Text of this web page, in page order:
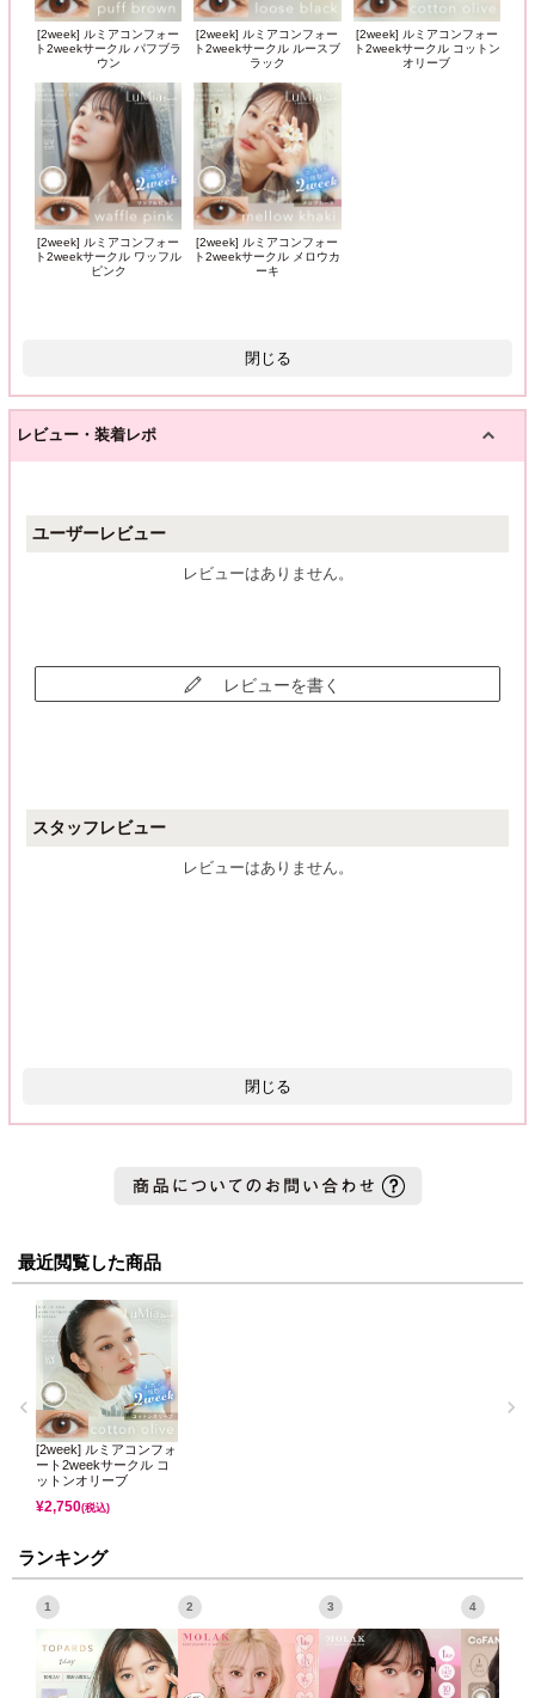
[2week] ルミアコンフォー
ト2weekサークル パフブラ
ウン
[2week] ルミアコンフォー
ト2weekサークル ルースブ
ラック
[2week] ルミアコンフォー
ト2weekサークル コットン
オリーブ
[2week] ルミアコンフォー
ト2weekサークル ワッフル
ピンク
[2week] ルミアコンフォー
ト2weekサークル メロウカ
ーキ
閉じる
レビュー・装着レポ
ユーザーレビュー
レビューはありません。
レビューを書く
スタッフレビュー
レビューはありません。
閉じる
最近閲覧した商品
[2week] ルミアコンフォ
ート2weekサークル コ
ットンオリーブ
¥2,750(税込)
ランキング
1 2 3 4